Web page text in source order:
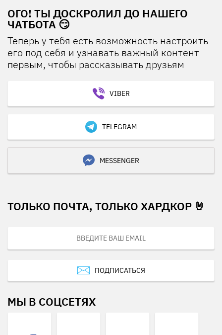
ОГО! ТЫ ДОСКРОЛИЛ ДО НАШЕГО
ЧАТБОТА 😏
Теперь у тебя есть возможность настроить
его под себя и узнавать важный контент
первым, чтобы рассказывать друзьям
VIBER
TELEGRAM
MESSENGER
ТОЛЬКО ПОЧТА, ТОЛЬКО ХАРДКОР 🤘
ПОДПИСАТЬСЯ
МЫ В СОЦСЕТЯХ